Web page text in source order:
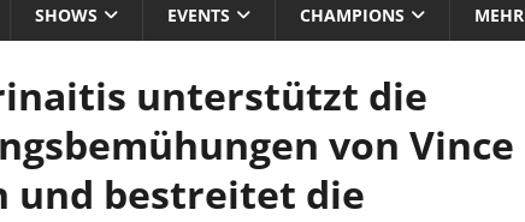
SHOWS EVENTS CHAMPIONS MEHR
unterstützt die
von Vince
und bestreitet die